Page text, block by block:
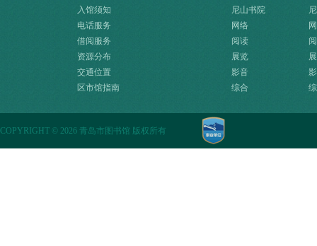
入馆须知
电话服务
借阅服务
资源分布
交通位置
区市馆指南
尼山书院
网络
阅读
展览
影音
综合
COPYRIGHT © 2026 青岛市图书馆 版权所有